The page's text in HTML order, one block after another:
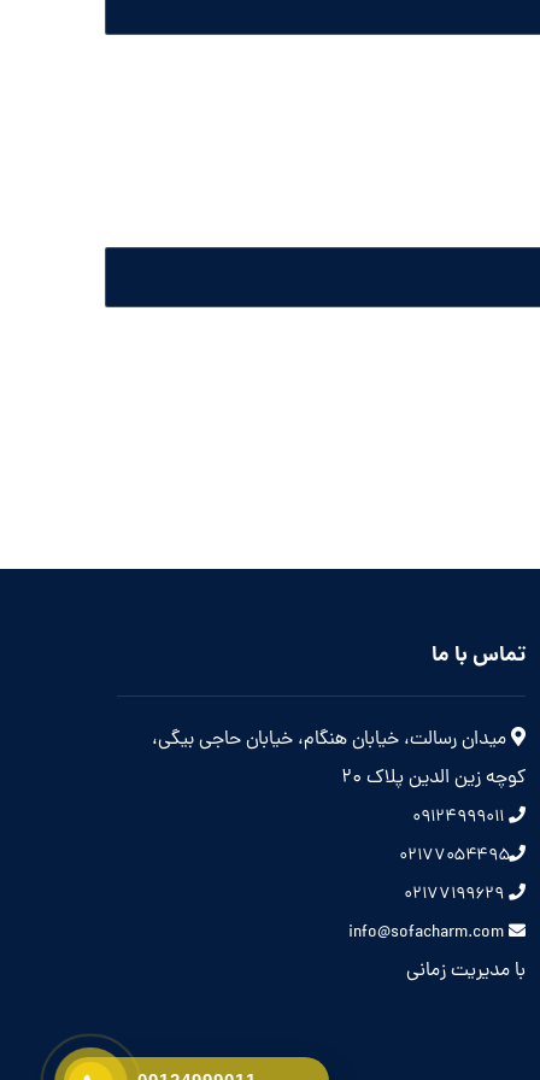
تماس با ما
میدان رسالت، خیابان هنگام، خیابان حاجی بیگی،
کوچه زین الدین پلاک 20
۰۹۱۲۴۹۹۹۰۱۱
۰۲۱۷۷۰۵۴۴۹۵
۰۲۱۷۷۱۹۹۶۲۹
info@sofacharm.com
با مدیریت زمانی